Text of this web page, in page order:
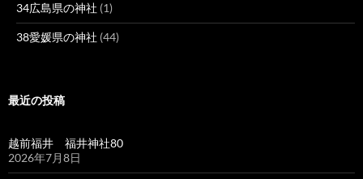
34広島県の神社 (1)
38愛媛県の神社 (44)
最近の投稿
越前福井 福井神社80
2026年7月8日